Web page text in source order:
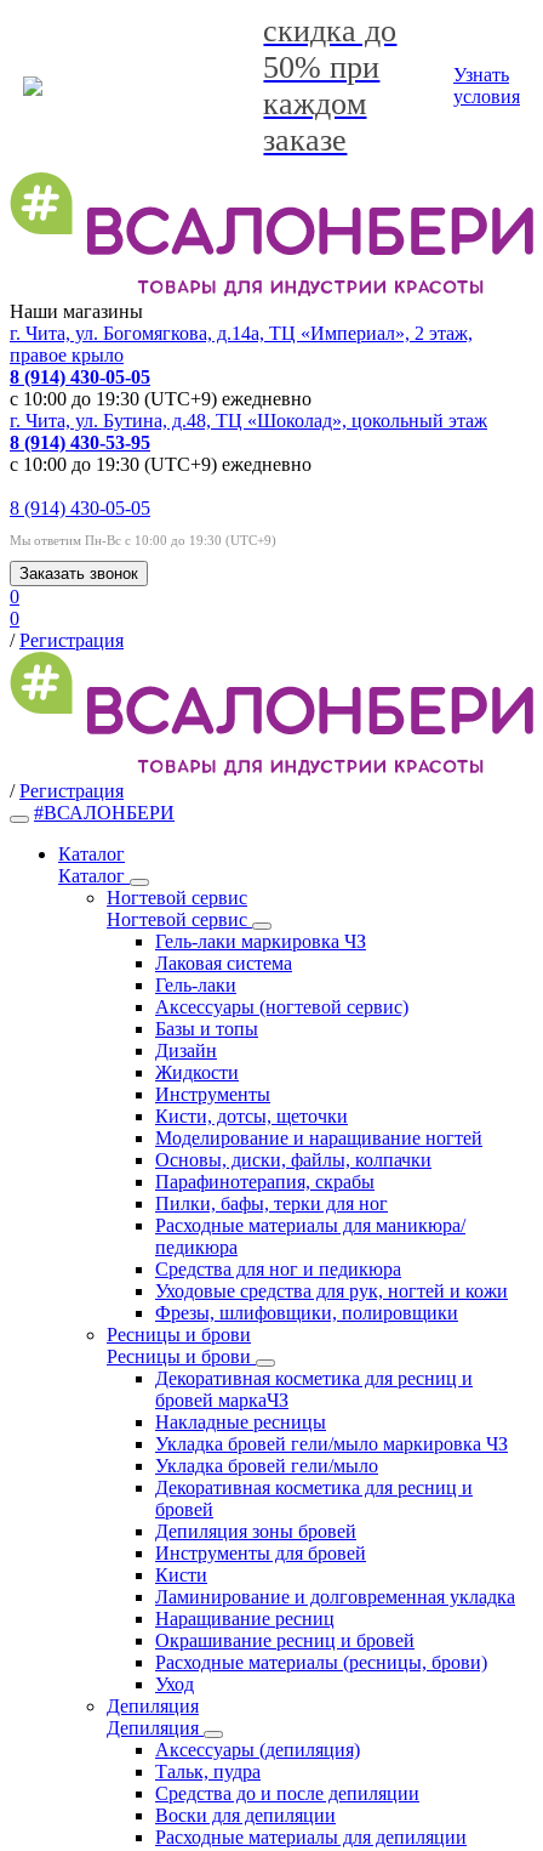
скидка до
50% при
каждом
заказе
Узнать
условия
Наши магазины
г. Чита, ул. Богомягкова, д.14а, ТЦ «Империал», 2 этаж,
правое крыло
8 (914) 430-05-05
с 10:00 до 19:30 (UTC+9) ежедневно
г. Чита, ул. Бутина, д.48, ТЦ «Шоколад», цокольный этаж
8 (914) 430-53-95
с 10:00 до 19:30 (UTC+9) ежедневно
8 (914) 430-05-05
Мы ответим Пн-Вс с 10:00 до 19:30 (UTC+9)
Заказать звонок
0
0
/ Регистрация
/ Регистрация
#ВСАЛОНБЕРИ
Каталог
Каталог
Ногтевой сервис
Ногтевой сервис
Гель-лаки маркировка ЧЗ
Лаковая система
Гель-лаки
Аксессуары (ногтевой сервис)
Базы и топы
Дизайн
Жидкости
Инструменты
Кисти, дотсы, щеточки
Моделирование и наращивание ногтей
Основы, диски, файлы, колпачки
Парафинотерапия, скрабы
Пилки, бафы, терки для ног
Расходные материалы для маникюра/
педикюра
Средства для ног и педикюра
Уходовые средства для рук, ногтей и кожи
Фрезы, шлифовщики, полировщики
Ресницы и брови
Ресницы и брови
Декоративная косметика для ресниц и
бровей маркаЧЗ
Накладные ресницы
Укладка бровей гели/мыло маркировка ЧЗ
Укладка бровей гели/мыло
Декоративная косметика для ресниц и
бровей
Депиляция зоны бровей
Инструменты для бровей
Кисти
Ламинирование и долговременная укладка
Наращивание ресниц
Окрашивание ресниц и бровей
Расходные материалы (ресницы, брови)
Уход
Депиляция
Депиляция
Аксессуары (депиляция)
Тальк, пудра
Средства до и после депиляции
Воски для депиляции
Расходные материалы для депиляции